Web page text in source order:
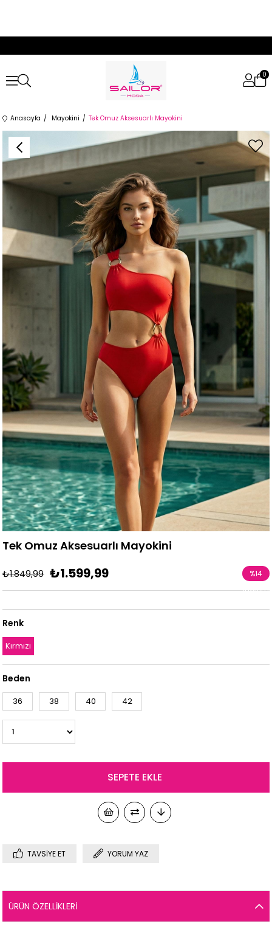
0
Anasayfa Mayokini Tek Omuz Aksesuarlı Mayokini
Tek Omuz Aksesuarlı Mayokini
₺1.849,99 ₺1.599,99 %14
İndirim
Renk
Kırmızı
Beden
36 38 40 42
TAVSIYE ET YORUM YAZ
ÜRÜN ÖZELLIKLERI